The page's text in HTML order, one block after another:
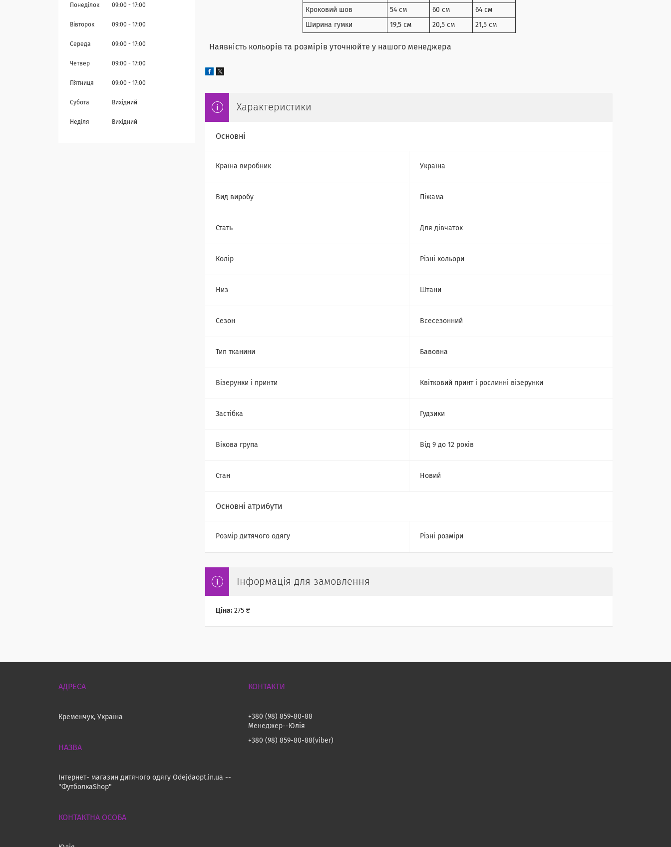
Кроковий шов 54 см 60 см 64 см
Ширина гумки 19,5 см 20,5 см 21,5 см
Наявність кольорів та розмірів уточнюйте у нашого менеджера
Характеристики
Основні
Країна виробник Україна
Вид виробу Піжама
Стать Для дівчаток
Колір Різні кольори
Низ Штани
Сезон Всесезонний
Тип тканини Бавовна
Візерунки і принти Квітковий принт і рослинні візерунки
Застібка Гудзики
Вікова група Від 9 до 12 років
Стан Новий
Основні атрибути
Розмір дитячого одягу Різні розміри
Інформація для замовлення
Ціна: 275 ₴
Понеділок 09:00 17:00
Вівторок 09:00 17:00
Середа 09:00 17:00
Четвер 09:00 17:00
Пʼятниця 09:00 17:00
Субота Вихідний
Неділя Вихідний
Кременчук, Україна
Інтернет- магазин дитячого одягу Odejdaopt.in.ua --
"ФутболкаShop"
+380 (98) 859-80-88
Менеджер--Юлія
+380 (98) 859-80-88 viber